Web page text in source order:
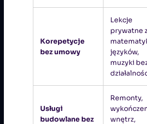
Korepetycje
bez umowy
Lekcje
prywatne
języków,
muzyki
Usługi
budowlane bez
Remonty,
wnętrz,